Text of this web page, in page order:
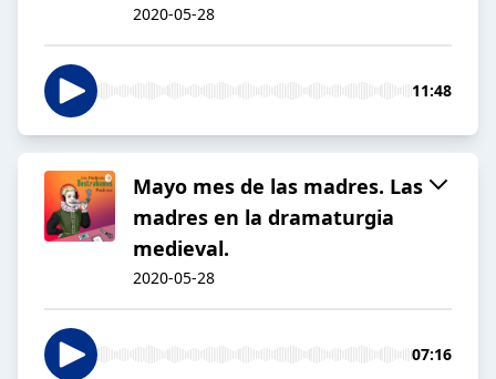
2020-05-28
11:48
Mayo mes de las madres. Las
madres en la dramaturgia
medieval.
2020-05-28
07:16